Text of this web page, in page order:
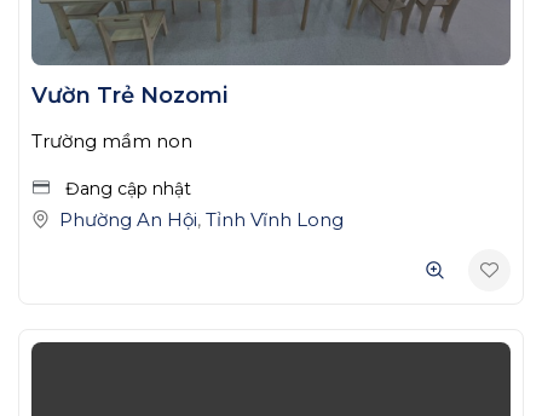
Vườn Trẻ Nozomi
Trường mầm non
Đang cập nhật
Phường An Hội, Tỉnh Vĩnh Long